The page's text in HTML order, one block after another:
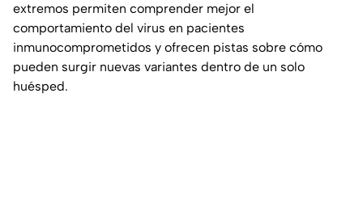
extremos permiten comprender mejor el
comportamiento del virus en pacientes
inmunocomprometidos y ofrecen pistas sobre cómo
pueden surgir nuevas variantes dentro de un solo
huésped.